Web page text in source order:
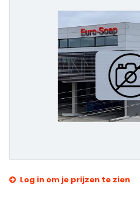
Log in om je prijzen te zien